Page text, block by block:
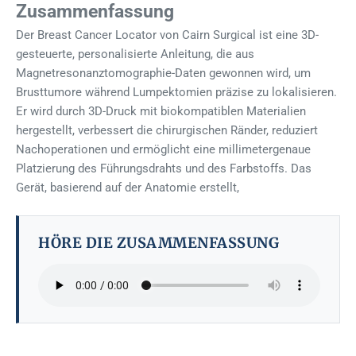
Zusammenfassung
Der Breast Cancer Locator von Cairn Surgical ist eine 3D-
gesteuerte, personalisierte Anleitung, die aus
Magnetresonanztomographie-Daten gewonnen wird, um
Brusttumore während Lumpektomien präzise zu lokalisieren.
Er wird durch 3D-Druck mit biokompatiblen Materialien
hergestellt, verbessert die chirurgischen Ränder, reduziert
Nachoperationen und ermöglicht eine millimetergenaue
Platzierung des Führungsdrahts und des Farbstoffs. Das
Gerät, basierend auf der Anatomie erstellt,
HÖRE DIE ZUSAMMENFASSUNG